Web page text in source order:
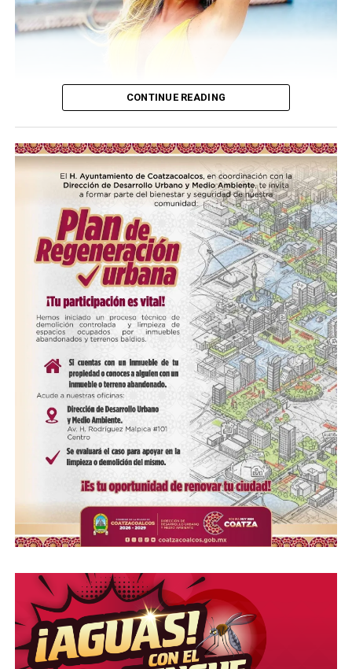
Compártelo:
Me gusta esto:
COMPARTE ESTA INFORMACIÓN
CONTINUE READING